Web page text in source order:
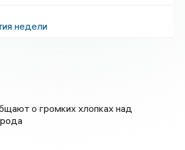
недели
о громких хлопках над